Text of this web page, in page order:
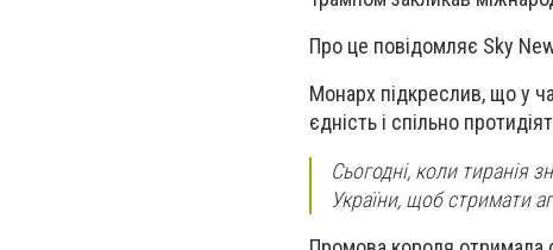
Про це повідомляє Sky
Монарх підкреслив, що у
єдність і спільно
Сьогодні, коли тиранія
України, щоб стримати